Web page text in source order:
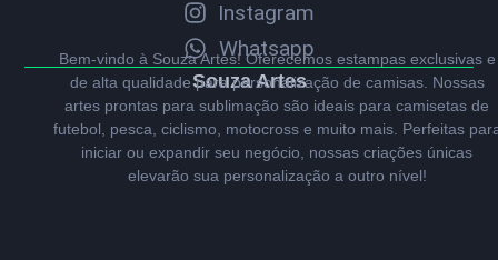
Souza Artes
Bem-vindo à Souza Artes! Oferecemos estampas exclusivas e
de alta qualidade para personalização de camisas. Nossas
artes prontas para sublimação são ideais para camisetas de
futebol, pesca, ciclismo, motocross e muito mais. Perfeitas
iniciar ou expandir seu negócio, nossas criações únicas
elevarão sua personalização a outro nível!
Instagram
Whatsapp